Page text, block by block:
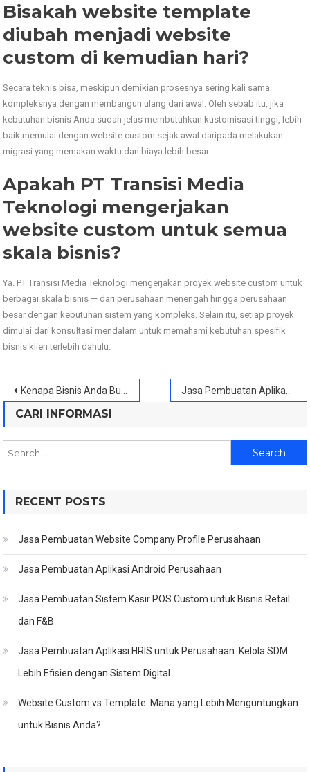
Bisakah website template
diubah menjadi website
custom di kemudian hari?
Secara teknis bisa, meskipun demikian prosesnya sering kali sama
kompleksnya dengan membangun ulang dari awal. Oleh sebab itu, jika
kebutuhan bisnis Anda sudah jelas membutuhkan kustomisasi tinggi, lebih
baik memulai dengan website custom sejak awal daripada melakukan
migrasi yang memakan waktu dan biaya lebih besar.
Apakah PT Transisi Media
Teknologi mengerjakan
website custom untuk semua
skala bisnis?
Ya. PT Transisi Media Teknologi mengerjakan proyek website custom untuk
berbagai skala bisnis — dari perusahaan menengah hingga perusahaan
besar dengan kebutuhan sistem yang kompleks. Selain itu, setiap proyek
dimulai dari konsultasi mendalam untuk memahami kebutuhan spesifik
bisnis klien terlebih dahulu.
Post
navigation
Kenapa Bisnis Anda Butuh IT Consultant Sebelum Membangun Sistem Digital?
CARI INFORMASI
Search
for:
RECENT POSTS
Jasa Pembuatan Website Company Profile Perusahaan
Jasa Pembuatan Aplikasi Android Perusahaan
Jasa Pembuatan Sistem Kasir POS Custom untuk Bisnis Retail
dan F&B
Jasa Pembuatan Aplikasi HRIS untuk Perusahaan: Kelola SDM
Lebih Efisien dengan Sistem Digital
Website Custom vs Template: Mana yang Lebih Menguntungkan
untuk Bisnis Anda?